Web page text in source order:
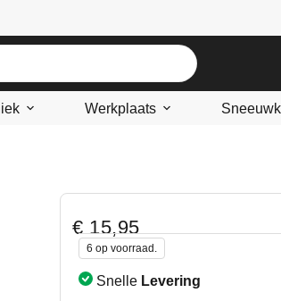
Werkplaats
€15,95
6 op voorraad.
Snelle Levering